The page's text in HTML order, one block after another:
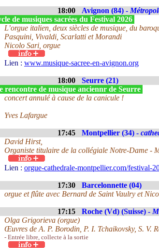
18:00 Avignon (84) -
de musiques sacrées du Festival 2026
L’orgue italien, deux siècles de musique, du
Pasquini, Vivaldi, Scarlatti et Morandi
Nicolo Sari, orgue
Lien : www.musique-sacree-en-avignon.org
18:00 Seurre (21)
rencontre de musique anciennr de Seurre
concert annulé à cause de la canicule !
Yves Lafargue
17:45 Montpellier (34) -
David Hirst,
Organiste titulaire de la collégiale Notre-Dame -
Lien : orgue-cathedrale-montpellier.com/festival-
17:30 Barcelonnette (04)
orgue et flûte avec Bernard de Saint Vaulry et
17:15 Roche (Vd) (Suisse) -
Olga Grigorieva (orgue)
Œuvres de A. P. Borodin, P. I. Tchaikovsky, S. V.
- Entrée libre, collecte à la sortie